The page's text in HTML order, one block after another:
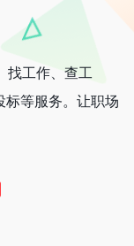
找工作、查工
等服务。让职场